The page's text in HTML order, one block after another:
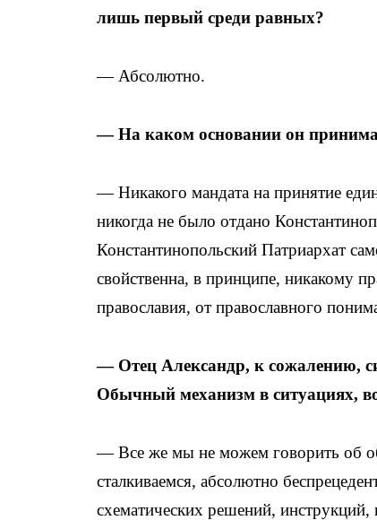
лишь первый среди равных?
— Абсолютно.
— На каком основании он
— Никакого мандата на принятие
никогда не было отдано
Константинопольский Патриархат
свойственна, в принципе, никакому
православия, от православного
— Отец Александр, к сожалению,
Обычный механизм в ситуациях,
— Все же мы не можем говорить об
сталкиваемся, абсолютно
схематических решений, инструкций,